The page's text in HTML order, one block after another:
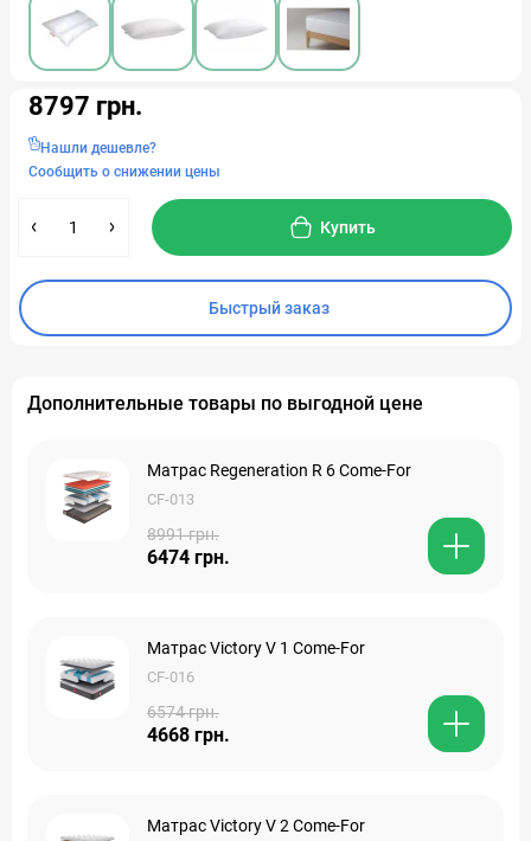
8797 грн.
Нашли дешевле?
Сообщить о снижении цены
Купить
Быстрый заказ
Дополнительные товары по выгодной цене
Матрас Regeneration R 6 Come-For
CF-013
8991 грн.
6474 грн.
Матрас Victory V 1 Come-For
CF-016
6574 грн.
4668 грн.
Матрас Victory V 2 Come-For